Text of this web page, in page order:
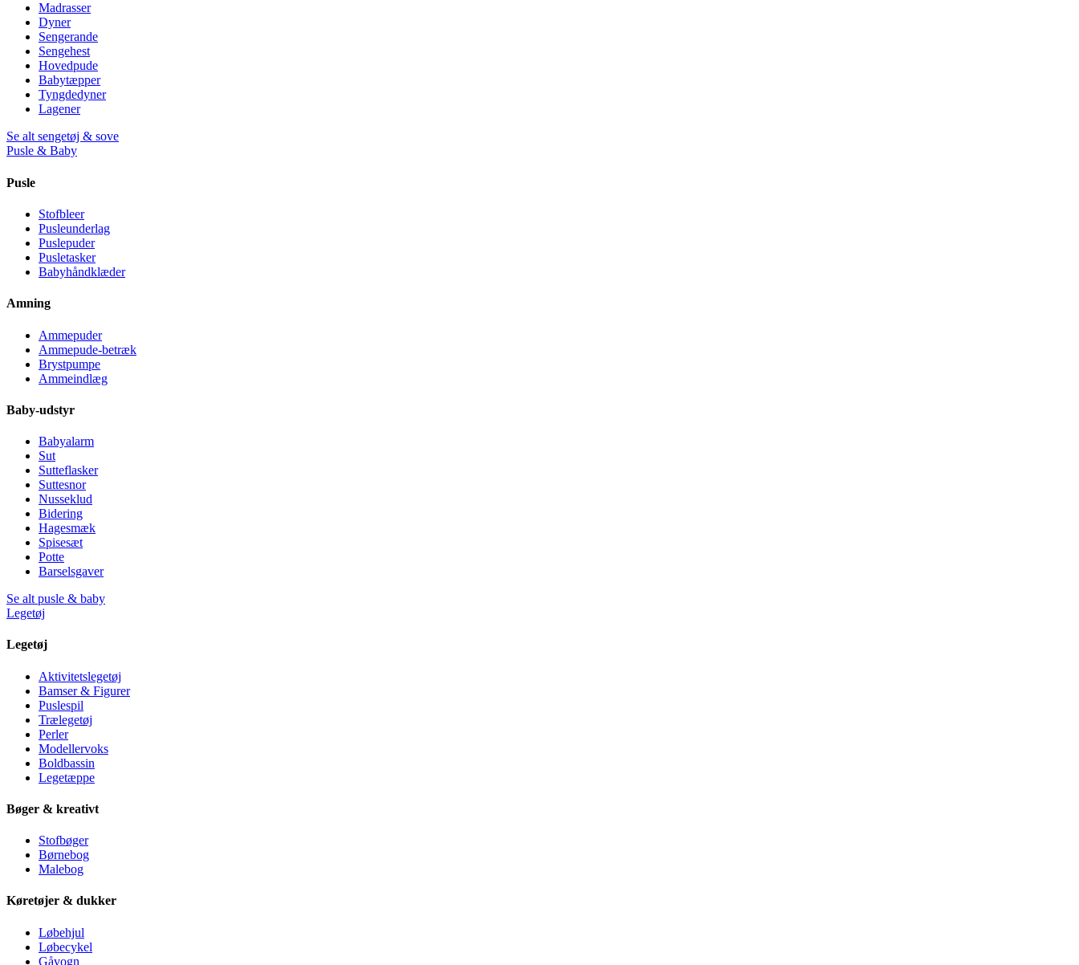
Madrasser
Dyner
Sengerande
Sengehest
Hovedpude
Babytæpper
Tyngdedyner
Lagener
Se alt sengetøj & sove
Pusle & Baby
Pusle
Stofbleer
Pusleunderlag
Puslepuder
Pusletasker
Babyhåndklæder
Amning
Ammepuder
Ammepude-betræk
Brystpumpe
Ammeindlæg
Baby-udstyr
Babyalarm
Sut
Sutteflasker
Suttesnor
Nusseklud
Bidering
Hagesmæk
Spisesæt
Potte
Barselsgaver
Se alt pusle & baby
Legetøj
Legetøj
Aktivitetslegetøj
Bamser & Figurer
Puslespil
Trælegetøj
Perler
Modellervoks
Boldbassin
Legetæppe
Bøger & kreativt
Stofbøger
Børnebog
Malebog
Køretøjer & dukker
Løbehjul
Løbecykel
Gåvogn